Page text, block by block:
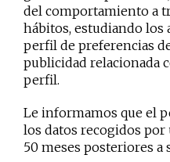
del comportamiento a
hábitos, estudiando los
perfil de preferencias
publicidad relacionada
perfil.
Le informamos que el
los datos recogidos por
50 meses posteriores a